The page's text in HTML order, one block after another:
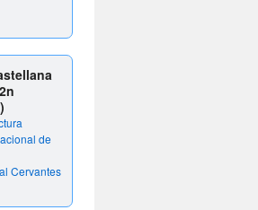
de
Cervantes